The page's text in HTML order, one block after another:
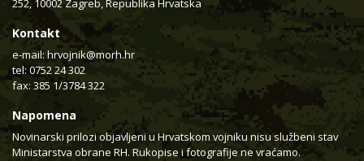
252, 10002 Zagreb, Republika Hrvatska
Kontakt
e-mail: hrvojnik@morh.hr
tel: 0752 24 302
fax: 385 1/3784 322
Napomena
Novinarski prilozi objavljeni u Hrvatskom vojniku nisu službeni stav
Ministarstva obrane RH. Rukopise i fotografije ne vraćamo.